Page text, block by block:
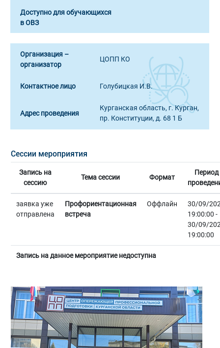
Доступно для обучающихся
в ОВЗ
Организация –
организатор
ЦОПП КО
Контактное лицо Голубицкая И.В.
Адрес проведения
Курганская область, г. Курган,
пр. Конституции, д. 68 1 Б
Сессии мероприятия
Запись на
сессию
Тема сессии Формат
Период
заявка уже
отправлена
Профориентационная
встреча
Оффлайн
30/09/
19:00:00 -
30/09/
19:00:00
Запись на данное мероприятие недоступна